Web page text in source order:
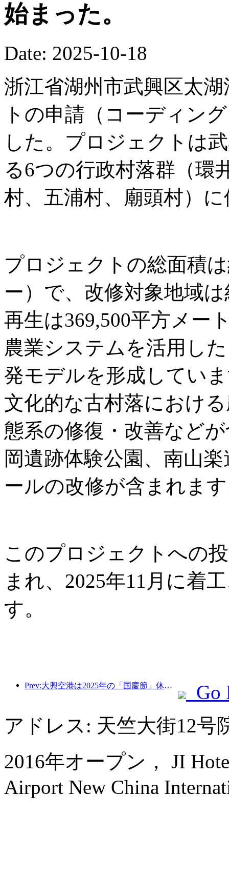
始まった。
Date: 2025-10-18
浙江省湖州市武興区太
トの申請（コーディン
した。プロジェクトは
る6つの行政村落群（環
村、五浦村、廟頭村）
プロジェクトの総面積
ー）で、改修対象地域
再生は369,500平方メー
農業システムを活用し
発モデルを形成してい
文化的な古村落におけ
態系の修復・改善など
岡遺跡体験公園、南山
ールの改修が含まれま
このプロジェクトへの
まれ、2025年11月に着
す。
Prev:大興空港は2025年の「国慶節」休暇中に130万人以上の乗客を輸送する予定だ。
Go
アドレス: 天竺大街12号
2016年オープン， JI
Airport New China